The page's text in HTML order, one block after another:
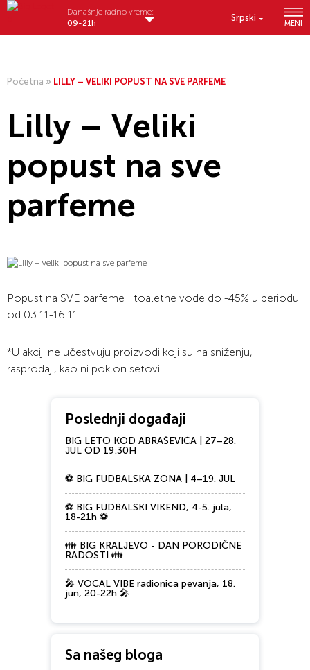
Srpski
MENI
Današnje radno vreme:
09-21h
Početna » LILLY – VELIKI POPUST NA SVE PARFEME
Lilly – Veliki
popust na sve
parfeme
Popust na SVE parfeme I toaletne vode do -45% u periodu
od 03.11-16.11.
*U akciji ne učestvuju proizvodi koji su na sniženju,
rasprodaji, kao ni poklon setovi.
Poslednji događaji
BIG LETO KOD ABRAŠEVIĆA | 27–28.
JUL OD 19:30H
⚽ BIG FUDBALSKA ZONA | 4–19. JUL
⚽ BIG FUDBALSKI VIKEND, 4-5. jula,
18-21h ⚽
👪 BIG KRALJEVO - DAN PORODIČNE
RADOSTI 👪
🎤 VOCAL VIBE radionica pevanja, 18.
jun, 20-22h 🎤
Sa našeg bloga